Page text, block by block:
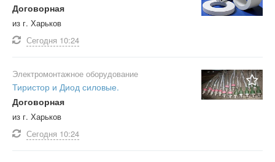
Договорная
из г. Харьков
Сегодня 10:24
Электромонтажное оборудование
Тиристор и Диод силовые.
Договорная
из г. Харьков
Сегодня 10:24